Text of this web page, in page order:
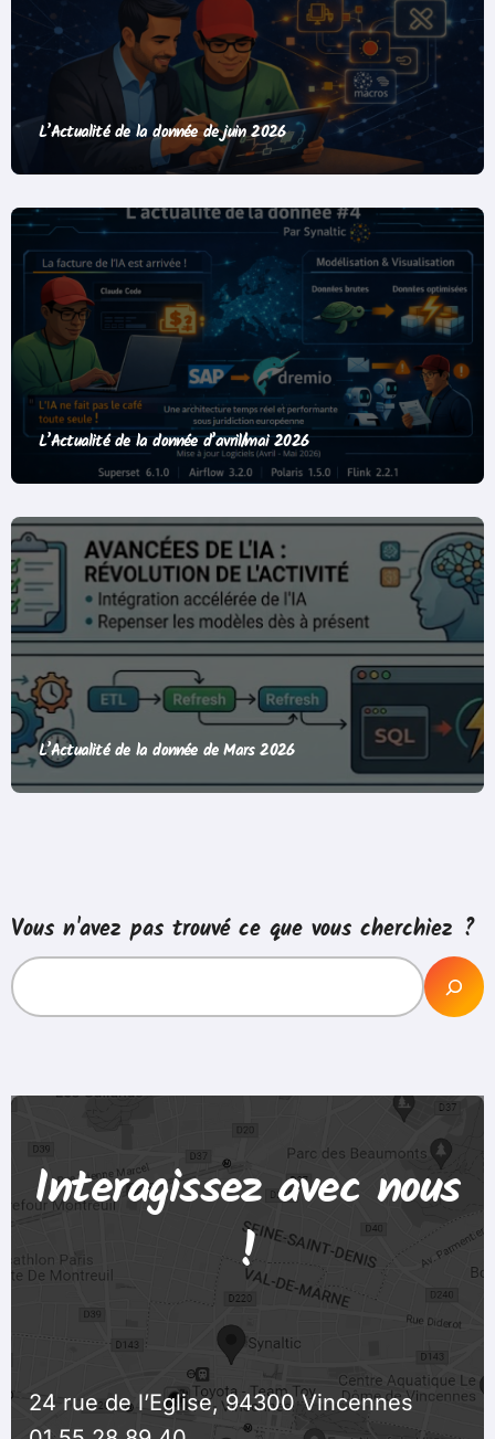
L’Actualité de la donnée de juin 2026
L’Actualité de la donnée d’avril/mai 2026
L’Actualité de la donnée de Mars 2026
Vous n'avez pas trouvé ce que vous cherchiez ?
Interagissez avec nous
!
24 rue de l’Eglise, 94300 Vincennes